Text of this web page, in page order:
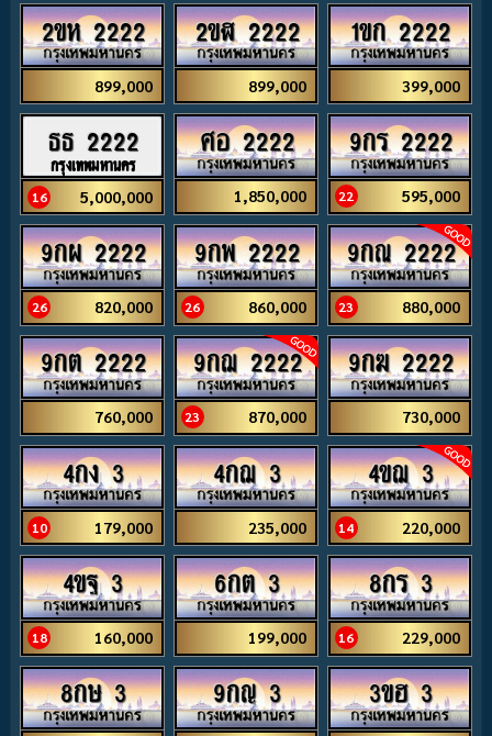
2ขห 2222
899,000
2ขฬ 2222
899,000
1ขก 2222
399,000
ธธ 2222
กรุงเทพมหานคร
16 5,000,000
ศอ 2222
1,850,000
9กร 2222
22 595,000
9กผ 2222
26 820,000
9กพ 2222
26 860,000
9กณ 2222
23 880,000
9กต 2222
760,000
9กฌ 2222
23 870,000
9กฆ 2222
730,000
4กง 3
10 179,000
4กฌ 3
235,000
4ขฌ 3
14 220,000
4ขฐ 3
18 160,000
6กต 3
199,000
8กร 3
16 229,000
8กษ 3 9กญ 3 3ขฮ 3